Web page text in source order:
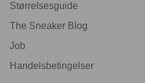
Størrelsesguide
The Sneaker Blog
Job
Handelsbetingelser